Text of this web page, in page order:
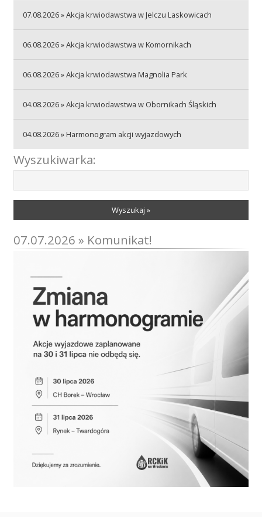
Akcje wyjazdowe
Szkolenia
Kontakt
RODO
07.08.2026 » Akcja krwiodawstwa w Jelczu Laskowicach
06.08.2026 » Akcja krwiodawstwa w Komornikach
06.08.2026 » Akcja krwiodawstwa Magnolia Park
04.08.2026 » Akcja krwiodawstwa w Obornikach Śląskich
04.08.2026 » Harmonogram akcji wyjazdowych
Wyszukiwarka:
Wyszukaj »
07.07.2026 » Komunikat!